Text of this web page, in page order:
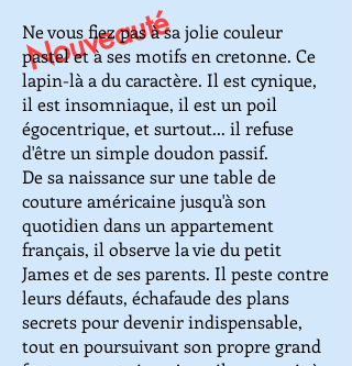
Nouveauté
Ne vous fiez pas à sa jolie couleur
pastel et à ses motifs en cretonne. Ce
lapin-là a du caractère. Il est cynique,
il est insomniaque, il est un poil
égocentrique, et surtout... il refuse
d'être un simple doudon passif.
De sa naissance sur une table de
couture américaine jusqu'à son
quotidien dans un appartement
français, il observe la vie du petit
James et de ses parents. Il peste contre
leurs défauts, échafaude des plans
secrets pour devenir indispensable,
tout en poursuivant son propre grand